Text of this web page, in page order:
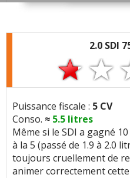
Défauts :
Ralenti
s’est décollé mais refait a
Problèmes
Note :18/20
2.0 SDI
Puissance fiscale : 5 CV
Conso. ≈ 5.5 litres
Même si le SDI a gagné
à la 5 (passé de 1.9 à 2.0
toujours cruellement de
animer correctement